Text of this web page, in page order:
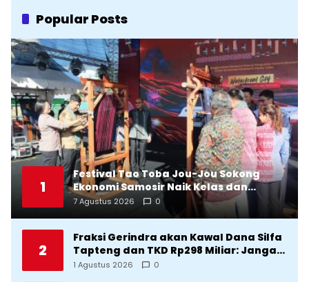
Popular Posts
1
Festival Tao Toba Jou-Jou Sokong
Ekonomi Samosir Naik Kelas dan
Pariwisata Menjadi Sumber
Pertumbuhan Ekonomi Baru
7 Agustus 2026 0
2
Fraksi Gerindra akan Kawal Dana Silfa
Tapteng dan TKD Rp298 Miliar: Jangan
Sampai Pekerjaan Pusat dan Provinsi
1 Agustus 2026 0